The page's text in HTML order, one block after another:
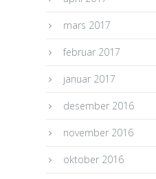
mars 2017
februar 2017
januar 2017
desember 2016
november 2016
oktober 2016